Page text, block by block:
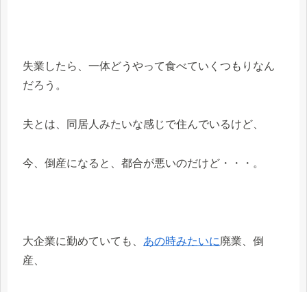
失業したら、一体どうやって食べていくつもりなん
だろう。
夫とは、同居人みたいな感じで住んでいるけど、
今、倒産になると、都合が悪いのだけど・・・。
大企業に勤めていても、 あの時みたいに廃業、倒
産、